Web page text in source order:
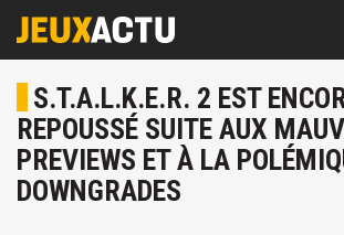
S.T.A.L.K.E.R. 2 EST
REPOUSSÉ SUITE AUX
PREVIEWS ET À LA
DOWNGRADES